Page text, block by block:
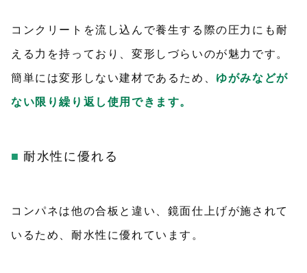
コンクリートを流し込んで養生する際の圧力にも耐
える力を持っており、変形しづらいのが魅力です。
簡単には変形しない建材であるため、 ゆがみなどが
ない限り繰り返し使用できます。
耐水性に優れる
コンパネは他の合板と違い、鏡面仕上げが施されて
いるため、耐水性に優れています。